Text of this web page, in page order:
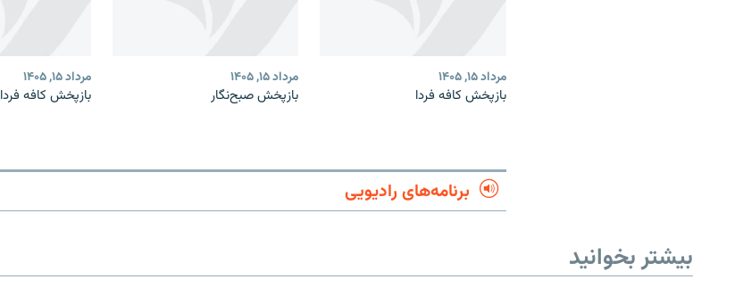
مرداد ۱۵, ۱۴۰۵
بازپخش کافه فردا
مرداد ۱۵, ۱۴۰۵
بازپخش صبح‌نگار
مرداد ۱۵, ۱۴۰۵
بازپخش کافه فردا
برنامه‌های رادیویی
بیشتر بخوانید